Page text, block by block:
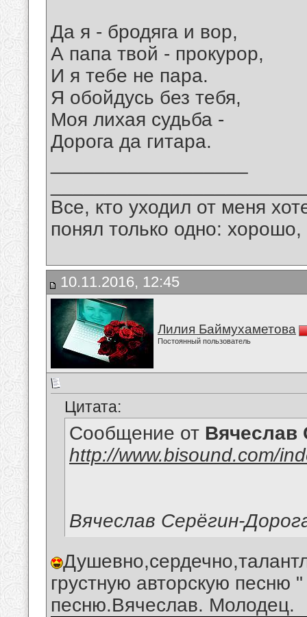
Да я - бродяга и вор,
А папа твой - прокурор,
И я тебе не пара.
Я обойдусь без тебя,
Моя лихая судьба -
Дорога да гитара.
Все, кто уходил от меня
понял только одно:
10.11.2016, 12:45
Лилия Баймухаметова
Постоянный пользователь
Цитата:
Сообщение от Вячеслав
http://www.bisound.com/
Вячеслав Серёгин-
грустную авторскую песню
песню.Вячеслав. Молодец.